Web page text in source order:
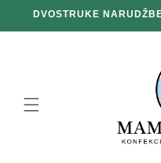
na
sadržaj
100 g GRATIS ZA